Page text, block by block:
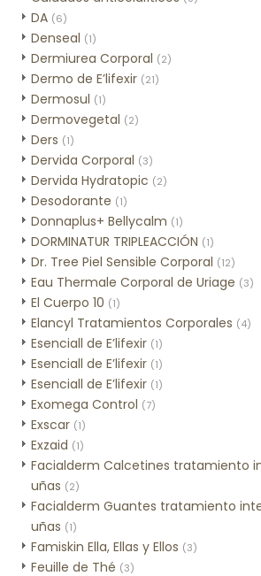
DA (6)
Denseal (1)
Dermiurea Corporal (2)
Dermo de E’lifexir (21)
Dermosul (1)
Dermovegetal (2)
Ders (1)
Dervida Corporal (3)
Dervida Hydratopic (2)
Desodorante (1)
Donnaplus+ Bellycalm (1)
DORMINATUR TRIPLEACCIÓN (1)
Dr. Tree Piel Sensible Corporal (12)
Eau Thermale Corporal de Uriage (3)
El Cuerpo 10 (1)
Elancyl Tratamientos Corporales (4)
Esenciall de E’lifexir (1)
Esenciall de E’lifexir (1)
Esenciall de E’lifexir (1)
Exomega Control (7)
Exscar (1)
Exzaid (1)
Facialderm Calcetines tratamiento
uñas (2)
Facialderm Guantes tratamiento
uñas (1)
Famiskin Ella, Ellas y Ellos (3)
Feuille de Thé (3)